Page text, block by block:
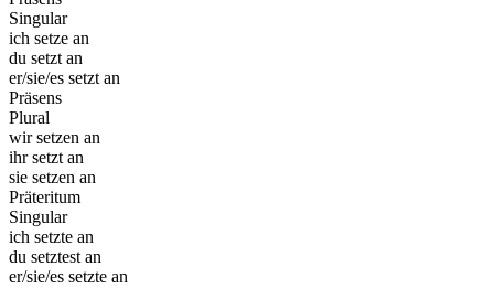
Singular
ich setze an
du setzt an
er/sie/es setzt an
Präsens
Plural
wir setzen an
ihr setzt an
sie setzen an
Präteritum
Singular
ich setzte an
du setztest an
er/sie/es setzte an